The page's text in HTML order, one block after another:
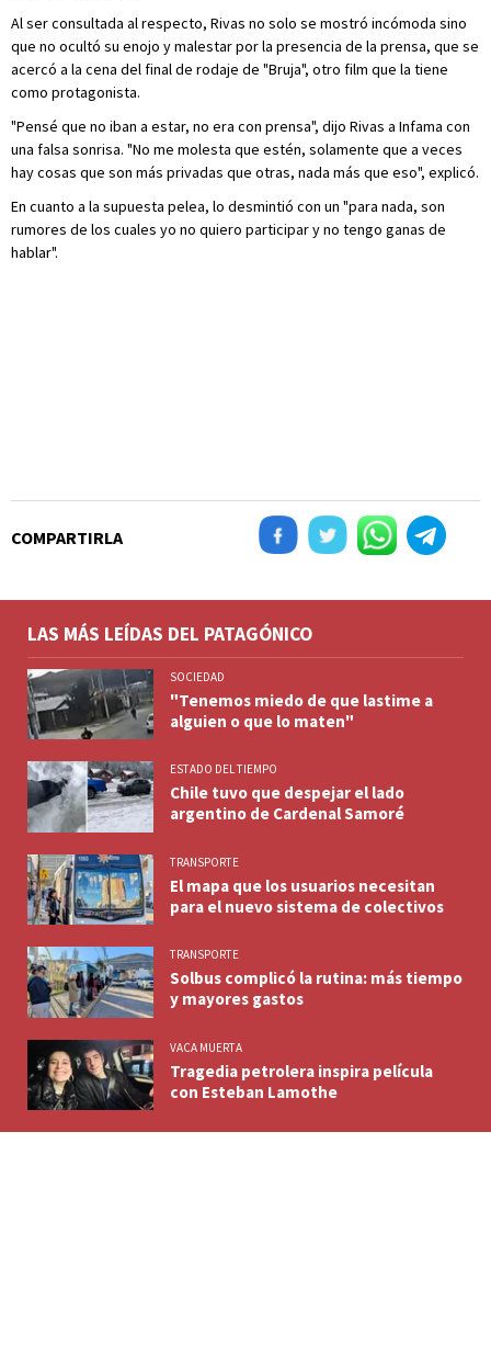
Al ser consultada al respecto, Rivas no solo se mostró incómoda sino
que no ocultó su enojo y malestar por la presencia de la prensa, que se
acercó a la cena del final de rodaje de "Bruja", otro film que la tiene
como protagonista.
"Pensé que no iban a estar, no era con prensa", dijo Rivas a Infama con
una falsa sonrisa. "No me molesta que estén, solamente que a veces
hay cosas que son más privadas que otras, nada más que eso", explicó.
En cuanto a la supuesta pelea, lo desmintió con un "para nada, son
rumores de los cuales yo no quiero participar y no tengo ganas de
hablar".
COMPARTIRLA
LAS MÁS LEÍDAS DEL PATAGÓNICO
SOCIEDAD
"Tenemos miedo de que lastime a
alguien o que lo maten"
ESTADO DEL TIEMPO
Chile tuvo que despejar el lado
argentino de Cardenal Samoré
TRANSPORTE
El mapa que los usuarios necesitan
para el nuevo sistema de colectivos
TRANSPORTE
Solbus complicó la rutina: más tiempo
y mayores gastos
VACA MUERTA
Tragedia petrolera inspira película
con Esteban Lamothe